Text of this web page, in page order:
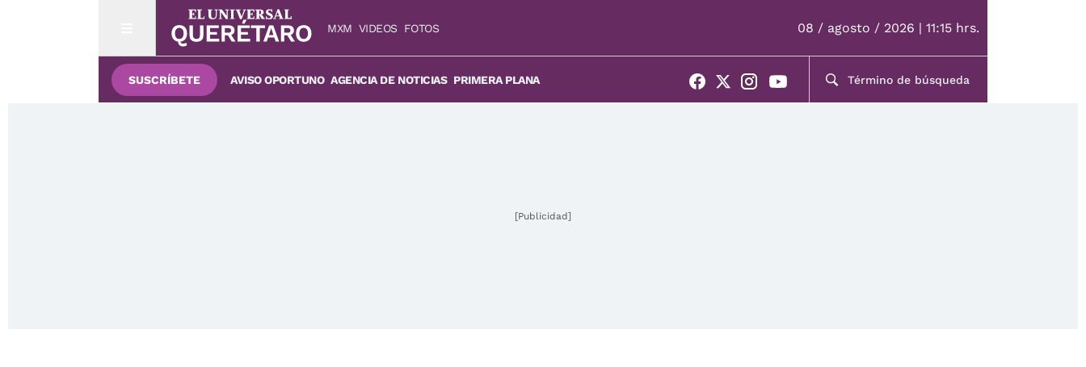
MXM VIDEOS FOTOS 08 / agosto / 2026 | 11:15 hrs.
SUSCRÍBETE AVISO OPORTUNO AGENCIA DE NOTICIAS PRIMERA PLANA
[Publicidad]